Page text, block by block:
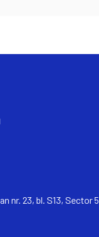
nr. 23, bl. S13, Sector 5